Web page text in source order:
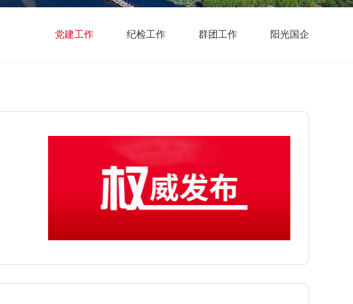
党建工作 纪检工作 群团工作 阳光国企